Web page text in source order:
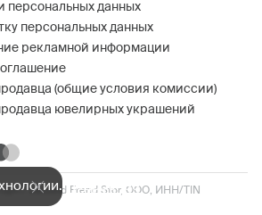
Подробнее
персональных данных
персональных данных
рекламной информации
(общие условия комиссии)
ювелирных украшений
/ Second Frend Stor, ООО, ИНН/TIN